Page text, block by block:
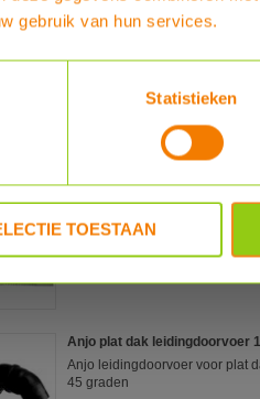
gebruik van hun services.
Statistieken
TOESTAAN
17609, - € 1.770.00, -
Klöber Venduct
Professionele Klöber kunststof
keramische/betonnen
Type:
Klöber Venduct
MEER INFO
Anjo plat dak leidingdoorvoer
Anjo leidingdoorvoer voor plat
45 graden